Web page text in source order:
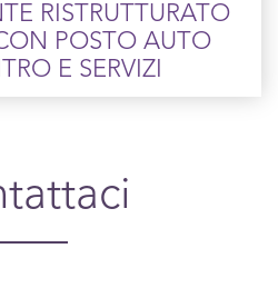
RISTRUTTURATO
POSTO AUTO
E SERVIZI